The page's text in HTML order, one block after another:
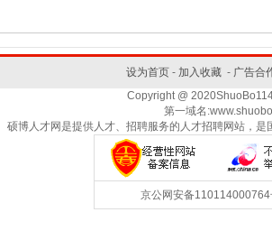
设为首页- 加入收藏- 广告合
Copyright @
第一域名
硕博人才网是提供人才、招聘服务的人才招聘网站，
京公网安备